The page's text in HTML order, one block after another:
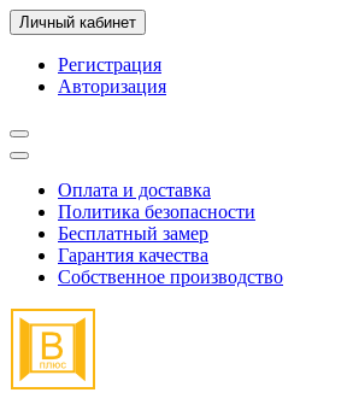
Личный кабинет
Регистрация
Авторизация
Оплата и доставка
Политика безопасности
Бесплатный замер
Гарантия качества
Собственное производство